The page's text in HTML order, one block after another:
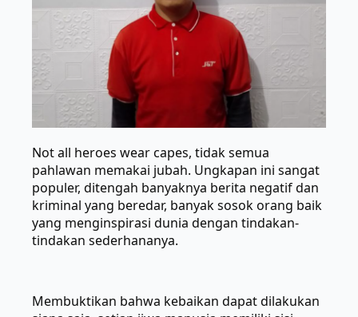
Notall heroes wearcapes, tidak semua
pahlawan memakai jubah. Ungkapan ini sangat
populer, ditengah banyaknya berita negatif dan
kriminal yang beredar, banyak sosok orang baik
yang menginspirasi dunia dengan tindakan-
tindakan sederhananya.
Membuktikan bahwa kebaikan dapat dilakukan